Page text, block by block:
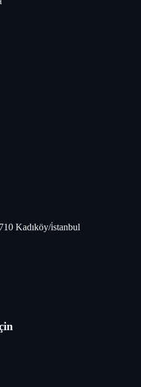
Kadıköy/i̇stanbul